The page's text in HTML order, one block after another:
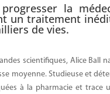
la
un traitement
de vies.
scientifiques, Alice Ball
moyenne. Studieuse et
à la pharmacie et trace